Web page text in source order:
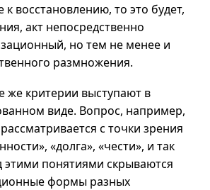
восстановлению, то это будет,
акт непосредственно
но тем не менее и
размножения.
же критерии выступают в
виде. Вопрос, например,
с точки зрения
«долга», «чести», и так
этими понятиями скрываются
формы разных